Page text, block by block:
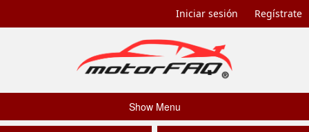
Iniciar sesión Regístrate
Show Menu